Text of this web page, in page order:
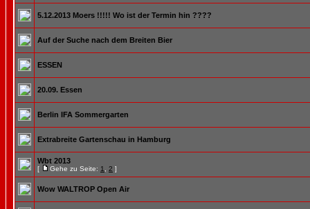
5.12.2013 Moers !!!!! Wo ist der Termin hin ????
Auf der Suche nach dem Breiten Bier
ESSEN
20.09. Essen
Berlin IFA Sommergarten
Extrabreite Gartenschau in Hamburg
Wbt 2013
[ Gehe zu Seite: 1 2 ]
Wow WALTROP Open Air